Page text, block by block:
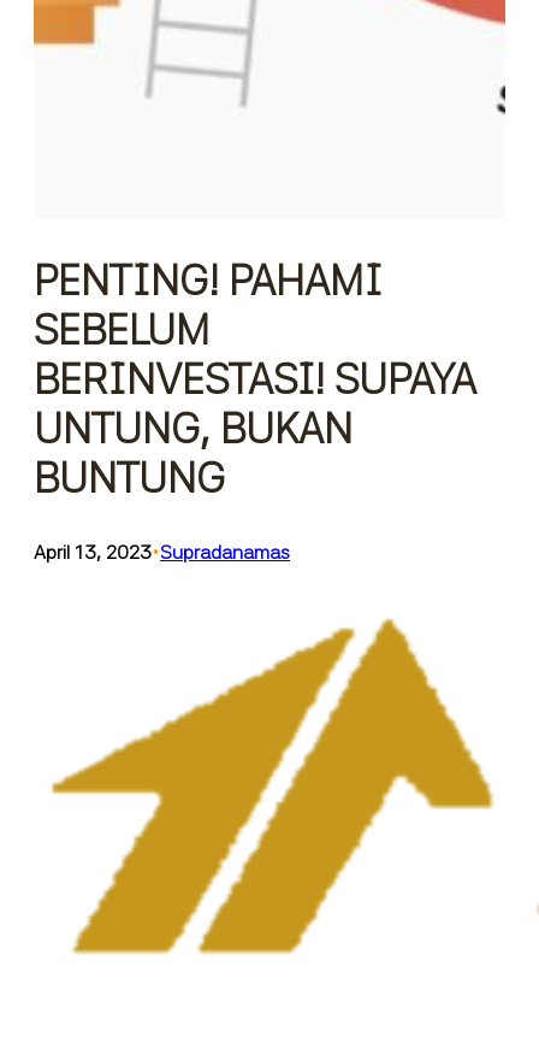
PENTING! PAHAMI
SEBELUM
BERINVESTASI! SUPAYA
UNTUNG, BUKAN
BUNTUNG
April 13, 2023•Supradanamas